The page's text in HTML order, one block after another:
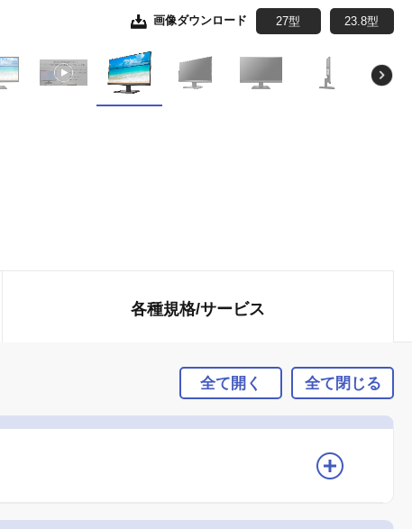
画像ダウンロード 27型 23.8型
画像ダウンロード 27型 23.8型
画像ダウンロード 27型 23.8型
画像ダウンロード 27型 23.8型
画像ダウンロード 27型 23.8型
画像ダウンロード 27型 23.8型
各種規格/サービス
全て開く 全て閉じる